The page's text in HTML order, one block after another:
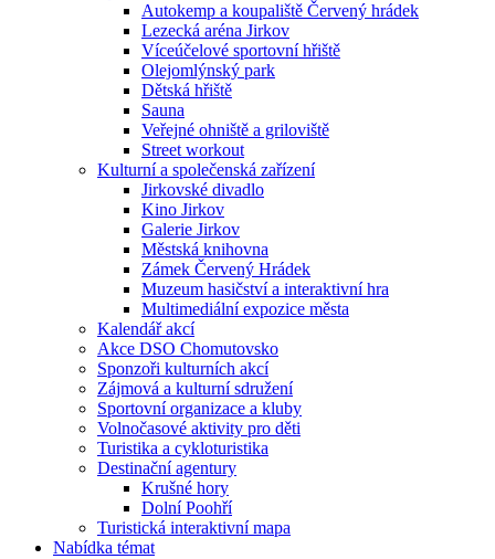
Autokemp a koupaliště Červený hrádek
Lezecká aréna Jirkov
Víceúčelové sportovní hřiště
Olejomlýnský park
Dětská hřiště
Sauna
Veřejné ohniště a griloviště
Street workout
Kulturní a společenská zařízení
Jirkovské divadlo
Kino Jirkov
Galerie Jirkov
Městská knihovna
Zámek Červený Hrádek
Muzeum hasičství a interaktivní hra
Multimediální expozice města
Kalendář akcí
Akce DSO Chomutovsko
Sponzoři kulturních akcí
Zájmová a kulturní sdružení
Sportovní organizace a kluby
Volnočasové aktivity pro děti
Turistika a cykloturistika
Destinační agentury
Krušné hory
Dolní Poohří
Turistická interaktivní mapa
Nabídka témat